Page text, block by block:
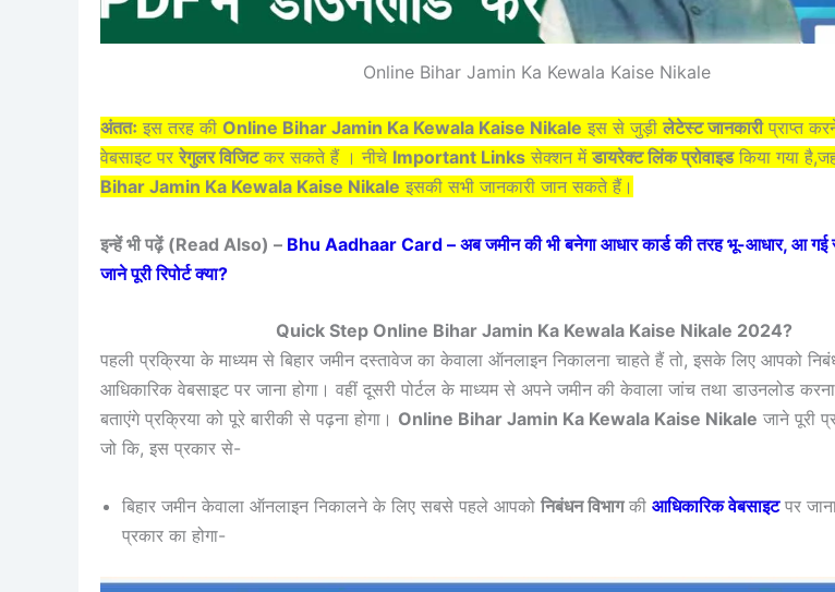
Online Bihar Jamin Ka Kewala Kaise Nikale
अंततः इस तरह की Online Bihar Jamin Ka Kewala Kaise Nikale इस से जुड़ी लेटेस्ट जानकारीप्राप्त
वेबसाइट पर रेगुलर विजिटकर सकते हैं । नीचे Important Links सेक्शन में डायरेक्ट लिंक प्रोवाइडकिया गया
Bihar Jamin Ka Kewala Kaise Nikale इसकी सभी जानकारी जान सकते हैं।
इन्हें भी पढ़ें (Read Also) – Bhu Aadhaar Card – अब जमीन की भी बनेगा आधार कार्ड की तरह भू-आधार, आ गई
जाने पूरी रिपोर्ट क्या?
Quick Step Online Bihar Jamin Ka Kewala Kaise Nikale 2024?
पहली प्रक्रिया के माध्यम से बिहार जमीन दस्तावेज का केवाला ऑनलाइन निकालना चाहते हैं तो, इसके लिए आपको
आधिकारिक वेबसाइट पर जाना होगा। वहीं दूसरी पोर्टल के माध्यम से अपने जमीन की केवाला जांच तथा डाउनलोड
बताएंगे प्रक्रिया को पूरे बारीकी से पढ़ना होगा। Online Bihar Jamin Ka Kewala Kaise Nikale जाने पूरी
जो कि, इस प्रकार से-
बिहार जमीन केवाला ऑनलाइन निकालने के लिए सबसे पहले आपको निबंधन विभागकी आधिकारिक वेबसाइटपर
प्रकार का होगा-